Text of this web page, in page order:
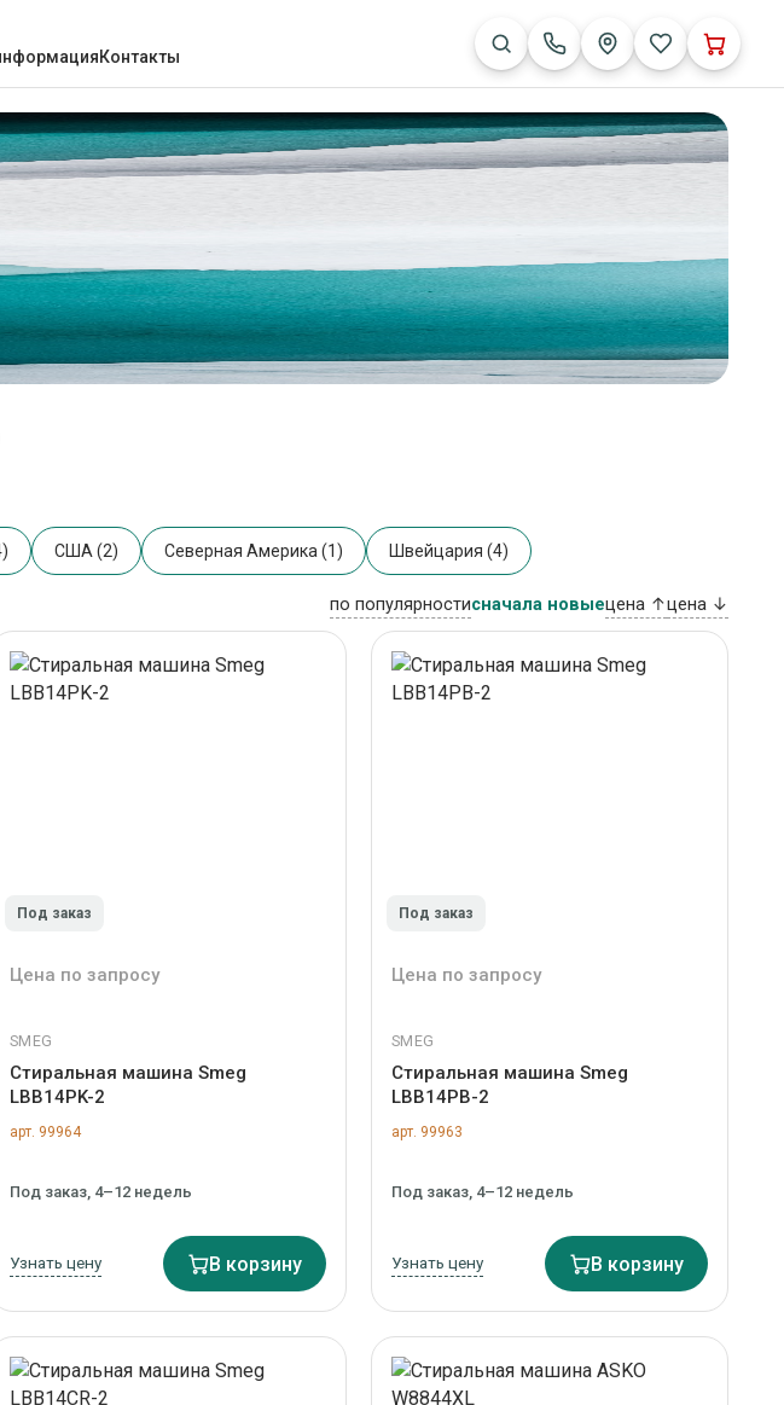
Контакты
США (2) Северная Америка (1) Швейцария (4)
по популярностисначала новыецена ↑цена ↓
Под заказ
Цена по запросу
SMEG
Стиральная машина Smeg
LBB14PK-2
арт. 99964
Под заказ, 4–12 недель
Узнать цену В корзину
Под заказ
Цена по запросу
SMEG
Стиральная машина Smeg
LBB14PB-2
арт. 99963
Под заказ, 4–12 недель
Узнать цену В корзину